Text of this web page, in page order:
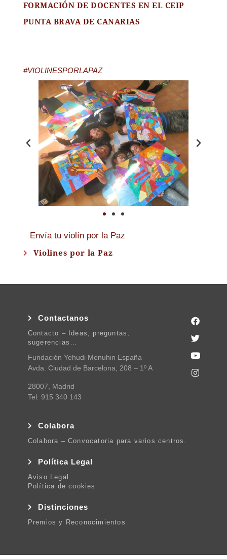
FORMACIÓN DE DOCENTES EN EL CEIP
PUNTA BRAVA DE CANARIAS
#VIOLINESPORLAPAZ
Envía tu violín por la Paz
Violines por la Paz
Contactanos
Contacto – Ideas, preguntas,
sugerencias…
Fundación Yehudi Menuhin España
Avda. Ciudad de Barcelona, 208 – 1º A
28007, Madrid
Tel: 915 340 143
Colabora
Colabora – Convocatoria para varios centros.
Política Legal
Aviso Legal
Política de cookies
Distinciones
Premios y Reconocimientos